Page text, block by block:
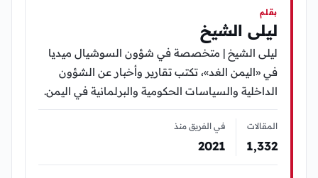
بقلم
ليلى الشيخ
ليلى الشيخ | متخصصة في شؤون السوشيال ميديا
في «اليمن الغد»، تكتب تقارير وأخبار عن الشؤون
الداخلية والسياسات الحكومية والبرلمانية في اليمن.
المقالات
1٬332
في الفريق منذ
2021